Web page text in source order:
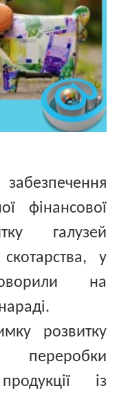
фінансової
галузей
у
на
розвитку
продукції із